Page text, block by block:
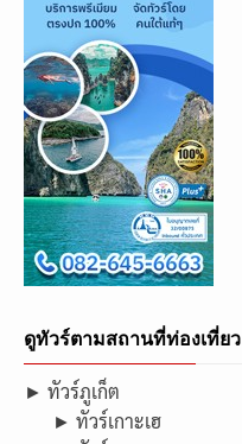
ดูทัวร์ตามสถานที่ท่องเที่ยว
► ทัวร์ภูเก็ต
► ทัวร์เกาะเฮ